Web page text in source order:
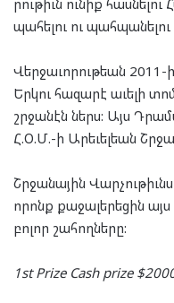
պա­հե­լու ու պահ­պա­նե­լու
Վերջաւորութեան 2011-
Եր­կու հա­զա­րէ աւե­լի
շրջա­նէն ներս: Այս
Հ.Օ.Մ.-ի Արե­ւել­եան
Շրջա­նա­յին
որոնք քա­ջա­լե­րե­ցին
բո­լոր շա­հող­նե­րը:
1stPrize Cash prize